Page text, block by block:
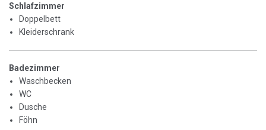
Schlafzimmer
Doppelbett
Kleiderschrank
Badezimmer
Waschbecken
WC
Dusche
Föhn